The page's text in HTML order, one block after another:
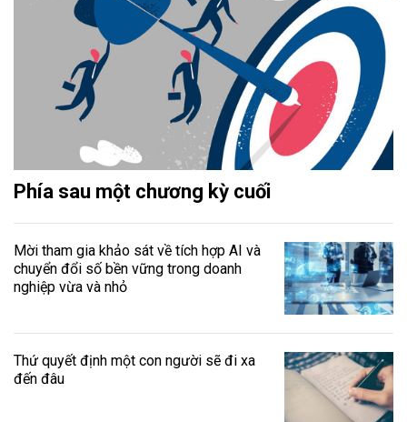
Phía sau một chương kỳ cuối
Mời tham gia khảo sát về tích hợp AI và
chuyển đổi số bền vững trong doanh
nghiệp vừa và nhỏ
Thứ quyết định một con người sẽ đi xa
đến đâu